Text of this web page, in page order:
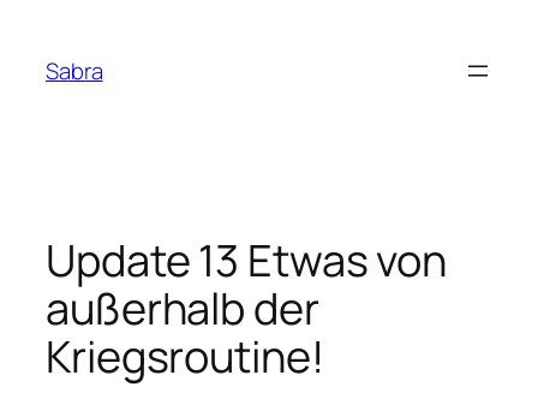
content
Sabra
Update 13 Etwas von
außerhalb der
Kriegsroutine!